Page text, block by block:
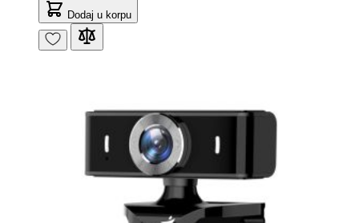
Dodaj u korpu